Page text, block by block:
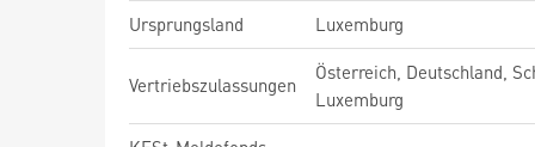
Ursprungsland
Luxemburg
Vertriebszulassungen
Österreich, Deutschland,
Luxemburg